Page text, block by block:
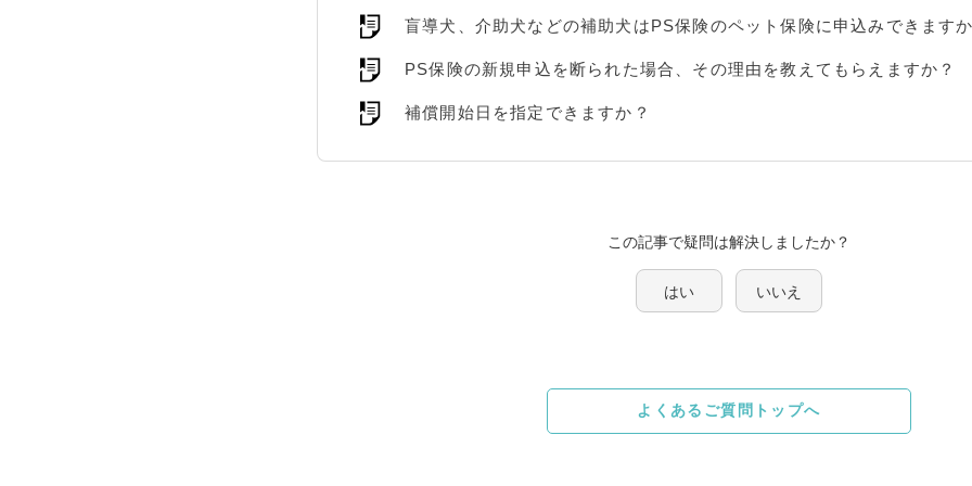
この記事で疑問は解決しましたか？
はい いいえ
盲導犬、介助犬などの補助犬はPS保険のペット保険に申込みできます
PS保険の新規申込を断られた場合、その理由を教えてもらえますか？
補償開始日を指定できますか？
よくあるご質問トップへ